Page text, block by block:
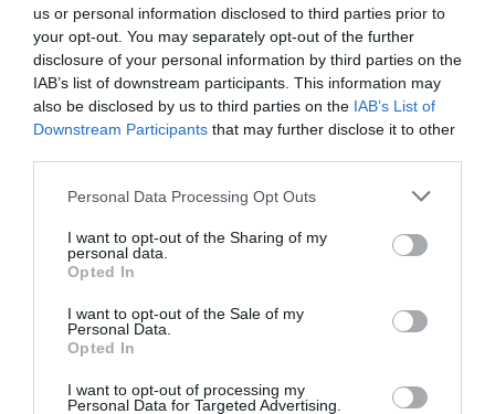
us or personal information disclosed to third parties prior to
your opt-out. You may separately opt-out of the further
disclosure of your personal information by third parties on the
IAB’s list of downstream participants. This information may
also be disclosed by us to third parties on the IAB’s List of
Downstream Participants that may further disclose it to other
Please note that this website/app uses one or more Google
not limited to your visit or usage behaviour. You may click to
grant or deny consent to Google and its third-party tags to
use your data for below specified purposes in below Google
consent section.
Personal Data Processing Opt Outs
I want to opt-out of the Sharing of my
personal data.
Opted In
I want to opt-out of the Sale of my
Personal Data.
Opted In
I want to opt-out of processing my
Personal Data for Targeted Advertising.
– idézte a portálPaul Griffiths-t, a Dubai Airports
vezérigazgatóját, aki hozátette: a jelenlegi
repülőtéren elérhető szolgáltatásokat átviszik a
DWC-re.